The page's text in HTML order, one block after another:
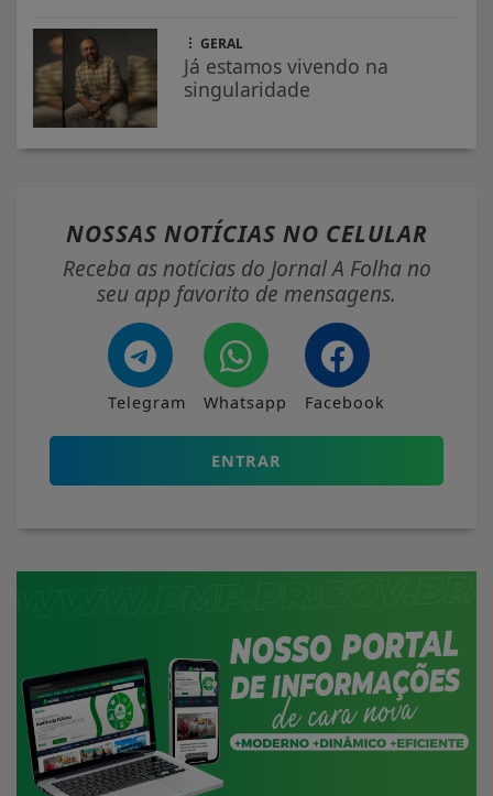
GERAL
Já estamos vivendo na
singularidade
NOSSAS NOTÍCIAS NO CELULAR
Receba as notícias do Jornal A Folha no
seu app favorito de mensagens.
Telegram Whatsapp Facebook
ENTRAR